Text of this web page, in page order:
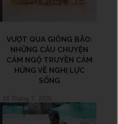
VƯỢT QUA GIÔNG BÃO:
NHỮNG CÂU CHUYỆN
CẢM NGỘ TRUYỀN CẢM
HỨNG VỀ NGHỊ LỰC
SỐNG
18 Tháng 7, 2026